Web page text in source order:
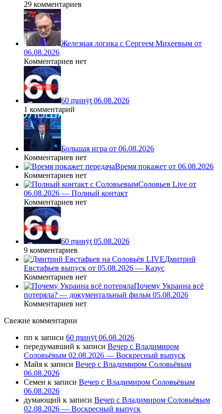
29 комментариев
Железная логика с Сергеем Михеевым от
06.08.2026
Комментариев нет
60 ṃинẏƫ 06.08.2026
1 комментарий
Большая игра от 06.08.2026
Комментариев нет
Время покажет от 06.08.2026
Комментариев нет
Соловьев Live от
06.08.2026 — Полный контакт
Комментариев нет
60 ṃинẏƫ 05.08.2026
9 комментариев
Дмитрий
Евстафьев выпуск от 05.08.2026 — Казус
Комментариев нет
Почему Украина всё
потеряла? — документальный фильм 05.08.2026
Комментариев нет
Свежие комментарии
пп к записи 60 ṃинẏƫ 06.08.2026
передумавший к записи Вечер с Владимиром
Соловьёвым 02.08.2026 — Воскресный выпуск
Майя к записи Вечер с Владимиром Соловьёвым
06.08.2026
Семен к записи Вечер с Владимиром Соловьёвым
06.08.2026
думающий к записи Вечер с Владимиром Соловьёвым
02.08.2026 — Воскресный выпуск